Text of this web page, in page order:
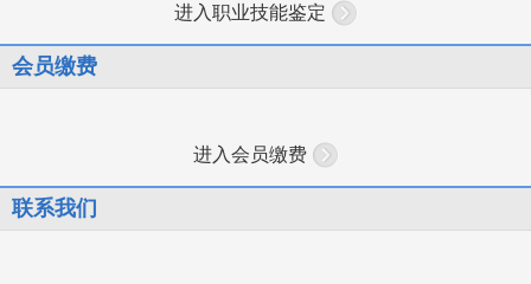
进入职业技能鉴定
会员缴费
进入会员缴费
联系我们